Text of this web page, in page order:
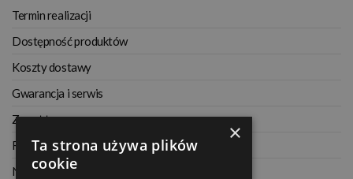
Termin realizacji
Dostępność produktów
Koszty dostawy
Gwarancja i serwis
Zwrot towaru
Regulamin
Najczęściej zadawane pytania
×
Ta strona używa plików
cookie